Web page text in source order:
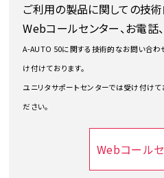
ご利用の製品に関しての技
Webコールセンター、お電話
A-AUTO 50に関する技術的なお問い合わ
け付けております。
ユニリタサポートセンターでは受け付け
ださい。
Webコール